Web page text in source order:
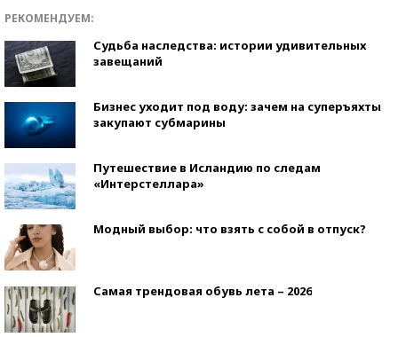
РЕКОМЕНДУЕМ:
Судьба наследства: истории удивительных
завещаний
Бизнес уходит под воду: зачем на суперъяхты
закупают субмарины
Путешествие в Исландию по следам
«Интерстеллара»
Модный выбор: что взять с собой в отпуск?
Самая трендовая обувь лета – 2026